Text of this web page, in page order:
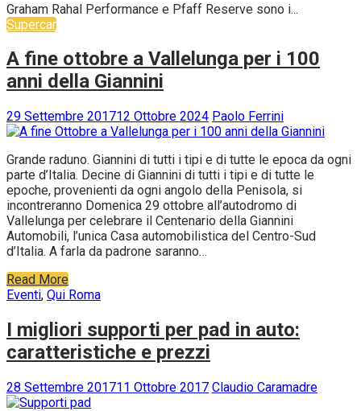
Graham Rahal Performance e Pfaff Reserve sono i...
Supercar
A fine ottobre a Vallelunga per i 100
anni della Giannini
29 Settembre 201712 Ottobre 2024 Paolo Ferrini
Grande raduno. Giannini di tutti i tipi e di tutte le epoca da ogni
parte d’Italia. Decine di Giannini di tutti i tipi e di tutte le
epoche, provenienti da ogni angolo della Penisola, si
incontreranno Domenica 29 ottobre all’autodromo di
Vallelunga per celebrare il Centenario della Giannini
Automobili, l’unica Casa automobilistica del Centro-Sud
d’Italia. A farla da padrone saranno…
Read More
Eventi, Qui Roma
I migliori supporti per pad in auto:
caratteristiche e prezzi
28 Settembre 201711 Ottobre 2017 Claudio Caramadre